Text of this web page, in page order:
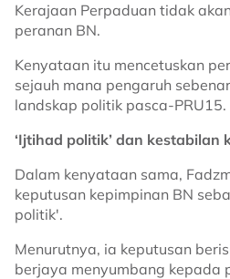
Kerajaan Perpaduan tidak
peranan BN.
Kenyataan itu mencetuskan
sejauh mana pengaruh
landskap politik pasca-PRU15.
‘Ijtihad politik’ dan kestabilan
Dalam kenyataan sama,
keputusan kepimpinan BN
politik'.
Menurutnya, ia keputusan
berjaya menyumbang kepada